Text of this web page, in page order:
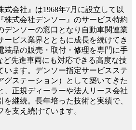
式会社』は1968年7月に設立して以
株式会社デンソー』のサービス特約
デンソーの窓口となり自動車関連業
ービス業界とともに成長を続けてき
装品の販売・取付・修理を専門に手
ど先進車両にも対応できる高度な技
います。デンソー指定サービスステ
グステーション）として築いてきた
、正規ディーラーや法人リース会社
を継続。長年培った技術と実績で、
支え続けています。